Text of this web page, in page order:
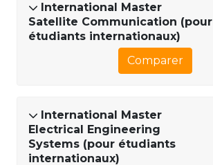
International Master
Satellite Communication (pour
étudiants internationaux)
Comparer
International Master
Electrical Engineering
Systems (pour étudiants
internationaux)